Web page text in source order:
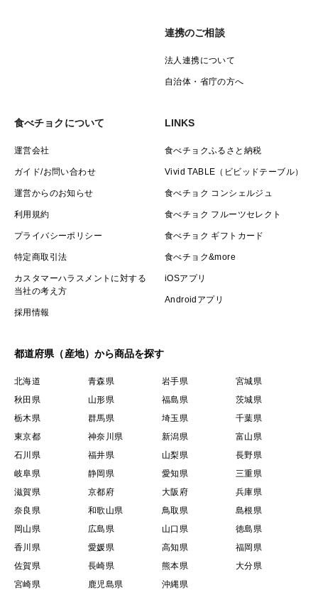
連携のご相談
法人連携について
自治体・省庁の方へ
食べチョクについて
運営会社
ガイド/お問い合わせ
運営からのお知らせ
利用規約
プライバシーポリシー
特定商取引法
カスタマーハラスメントに対する
当社の考え方
採用情報
LINKS
食べチョクふるさと納税
Vivid TABLE（ビビッドテーブル）
食べチョク コンシェルジュ
食べチョク フルーツセレクト
食べチョク ギフトカード
食べチョク&more
iOSアプリ
Androidアプリ
都道府県（産地）から商品を探す
北海道 青森県 岩手県
宮城県
秋田県
山形県 福島県
茨城県
栃木県
群馬県 埼玉県
千葉県
東京都
神奈川県 新潟県
富山県
石川県
福井県 山梨県
長野県
岐阜県
静岡県 愛知県
三重県
滋賀県
京都府 大阪府
兵庫県
奈良県
和歌山県 鳥取県
島根県
岡山県
広島県 山口県
徳島県
香川県
愛媛県 高知県
福岡県
佐賀県
長崎県 熊本県
大分県
宮崎県
鹿児島県 沖縄県